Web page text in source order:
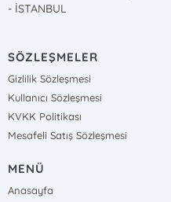
- İSTANBUL
SÖZLEŞMELER
Gizlilik Sözleşmesi
Kullanıcı Sözleşmesi
KVKK Politikası
Mesafeli Satış Sözleşmesi
MENÜ
Anasayfa